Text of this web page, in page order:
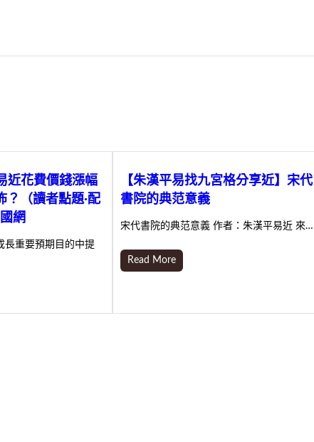
近花費價錢漲幅
？（讀者點題·配
網
長重要預期目的中提
【朱漢平易找九宮格分享近】宋代
書院的典范意義
宋代書院的典范意義 作者：朱漢平易近 來…
Read More